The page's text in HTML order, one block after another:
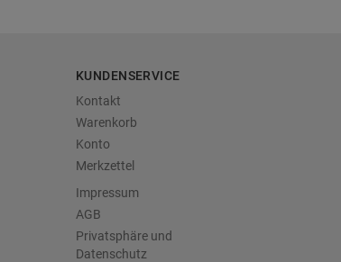
KUNDENSERVICE
Kontakt
Warenkorb
Konto
Merkzettel
Impressum
AGB
Privatsphäre und
Datenschutz